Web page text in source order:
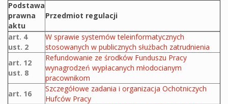
Akty prawne ustawy
Podstawa
prawna
aktu
Przedmiot regulacji
art. 4
ust. 2
W sprawie systemów teleinformatycznych
stosowanych w publicznych służbach zatrudnienia
art. 12
ust. 8
Refundowanie ze środków Funduszu Pracy
wynagrodzeń wypłacanych młodocianym
pracownikom
art. 16
Szczegółowe zadania i organizacja Ochotniczych
Hufców Pracy